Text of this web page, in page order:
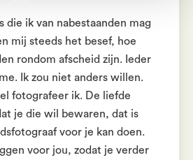
die ik van nabestaanden mag
mij steeds het besef, hoe
rondom afscheid zijn. Ieder
me. Ik zou niet anders willen.
fotografeer ik. De liefde
je die wil bewaren, dat is
voor je kan doen.
voor jou, zodat je verder